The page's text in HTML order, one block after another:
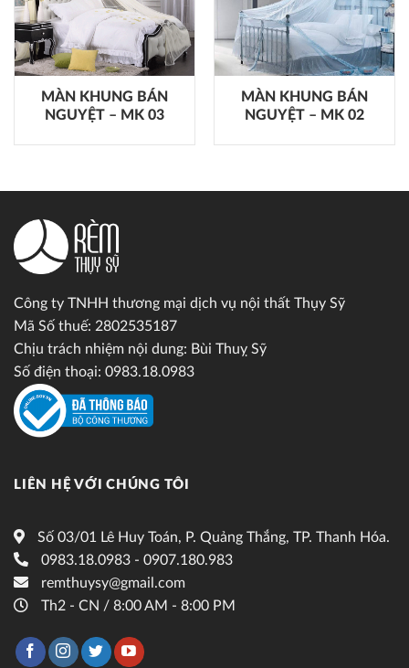
MÀN KHUNG BÁN
NGUYỆT – MK 03
MÀN KHUNG BÁN
NGUYỆT – MK 02
Công ty TNHH thương mại dịch vụ nội thất Thụy Sỹ
Mã Số thuế: 2802535187
Chịu trách nhiệm nội dung: Bùi Thuỵ Sỹ
Số điện thoại: 0983.18.0983
LIÊN HỆ VỚI CHÚNG TÔI
Số 03/01 Lê Huy Toán, P. Quảng Thắng, TP. Thanh Hóa.
0983.18.0983 - 0907.180.983
remthuysy@gmail.com
Th2 - CN / 8:00 AM - 8:00 PM